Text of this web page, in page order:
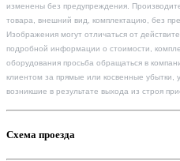
изменены без предупреждения.
товара, внешний вид, комплектацию, без
Изображения могут отличаться от
подробной информации о стоимости,
оборудования просьба обращаться в
клиентом за прямые или косвенные убытки,
возникшие в результате выхода из строя
Схема проезда